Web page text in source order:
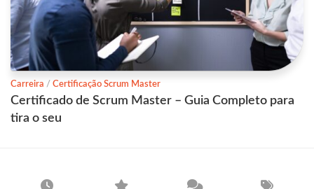
Carreira / Certificação Scrum Master
Certificado de Scrum Master – Guia Completo para
tira o seu